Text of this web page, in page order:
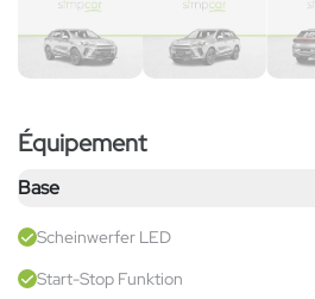
Équipement
Base
Scheinwerfer LED
Start-Stop Funktion